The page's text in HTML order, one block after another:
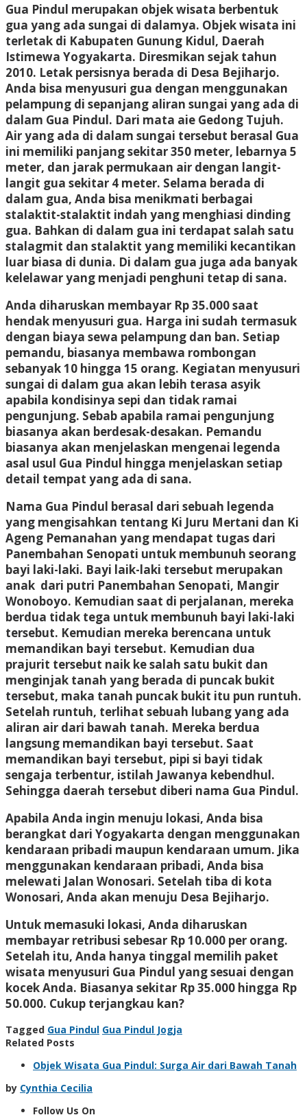
Gua Pindul merupakan objek wisata berbentuk
gua yang ada sungai di dalamya. Objek wisata ini
terletak di Kabupaten Gunung Kidul, Daerah
Istimewa Yogyakarta. Diresmikan sejak tahun
2010. Letak persisnya berada di Desa Bejiharjo.
Anda bisa menyusuri gua dengan menggunakan
pelampung di sepanjang aliran sungai yang ada di
dalam Gua Pindul. Dari mata aie Gedong Tujuh.
Air yang ada di dalam sungai tersebut berasal Gua
ini memiliki panjang sekitar 350 meter, lebarnya 5
meter, dan jarak permukaan air dengan langit-
langit gua sekitar 4 meter. Selama berada di
dalam gua, Anda bisa menikmati berbagai
stalaktit-stalaktit indah yang menghiasi dinding
gua. Bahkan di dalam gua ini terdapat salah satu
stalagmit dan stalaktit yang memiliki kecantikan
luar biasa di dunia. Di dalam gua juga ada banyak
kelelawar yang menjadi penghuni tetap di sana.
Anda diharuskan membayar Rp 35.000 saat
hendak menyusuri gua. Harga ini sudah termasuk
dengan biaya sewa pelampung dan ban. Setiap
pemandu, biasanya membawa rombongan
sebanyak 10 hingga 15 orang. Kegiatan menyusuri
sungai di dalam gua akan lebih terasa asyik
apabila kondisinya sepi dan tidak ramai
pengunjung. Sebab apabila ramai pengunjung
biasanya akan berdesak-desakan. Pemandu
biasanya akan menjelaskan mengenai legenda
asal usul Gua Pindul hingga menjelaskan setiap
detail tempat yang ada di sana.
Nama Gua Pindul berasal dari sebuah legenda
yang mengisahkan tentang Ki Juru Mertani dan Ki
Ageng Pemanahan yang mendapat tugas dari
Panembahan Senopati untuk membunuh seorang
bayi laki-laki. Bayi laik-laki tersebut merupakan
anak dari putri Panembahan Senopati, Mangir
Wonoboyo. Kemudian saat di perjalanan, mereka
berdua tidak tega untuk membunuh bayi laki-laki
tersebut. Kemudian mereka berencana untuk
memandikan bayi tersebut. Kemudian dua
prajurit tersebut naik ke salah satu bukit dan
menginjak tanah yang berada di puncak bukit
tersebut, maka tanah puncak bukit itu pun runtuh.
Setelah runtuh, terlihat sebuah lubang yang ada
aliran air dari bawah tanah. Mereka berdua
langsung memandikan bayi tersebut. Saat
memandikan bayi tersebut, pipi si bayi tidak
sengaja terbentur, istilah Jawanya kebendhul.
Sehingga daerah tersebut diberi nama Gua Pindul.
Apabila Anda ingin menuju lokasi, Anda bisa
berangkat dari Yogyakarta dengan menggunakan
kendaraan pribadi maupun kendaraan umum. Jika
menggunakan kendaraan pribadi, Anda bisa
melewati Jalan Wonosari. Setelah tiba di kota
Wonosari, Anda akan menuju Desa Bejiharjo.
Untuk memasuki lokasi, Anda diharuskan
membayar retribusi sebesar Rp 10.000 per orang.
Setelah itu, Anda hanya tinggal memilih paket
wisata menyusuri Gua Pindul yang sesuai dengan
kocek Anda. Biasanya sekitar Rp 35.000 hingga Rp
50.000. Cukup terjangkau kan?
Tagged Gua Pindul Gua Pindul Jogja
Related Posts
Objek Wisata Gua Pindul: Surga Air dari Bawah Tanah
by Cynthia Cecilia
Follow Us On